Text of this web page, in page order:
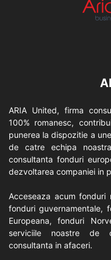
ARIA United, firma
100% romanesc,
punerea la dispozitie a
de catre echipa
consultanta fonduri
dezvoltarea companiei in
Acceseaza acum fonduri
fonduri guvernamentale,
Europeana, fonduri
serviciile noastre de
consultanta in afaceri.